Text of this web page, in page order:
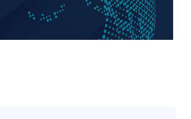
1
[단독]인천 부평구 아파트서
10대가 40대 친모 살해